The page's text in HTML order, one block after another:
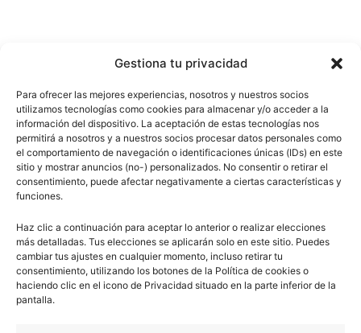
Gestiona tu privacidad
Para ofrecer las mejores experiencias, nosotros y nuestros socios
utilizamos tecnologías como cookies para almacenar y/o acceder a la
información del dispositivo. La aceptación de estas tecnologías nos
permitirá a nosotros y a nuestros socios procesar datos personales como
el comportamiento de navegación o identificaciones únicas (IDs) en este
sitio y mostrar anuncios (no-) personalizados. No consentir o retirar el
consentimiento, puede afectar negativamente a ciertas características y
funciones.
Haz clic a continuación para aceptar lo anterior o realizar elecciones
más detalladas. Tus elecciones se aplicarán solo en este sitio. Puedes
cambiar tus ajustes en cualquier momento, incluso retirar tu
consentimiento, utilizando los botones de la Política de cookies o
haciendo clic en el icono de Privacidad situado en la parte inferior de la
pantalla.